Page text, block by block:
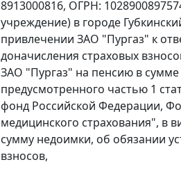
8913000816, ОГРН:
учреждение) в городе
привлечении ЗАО "Пургаз" к
доначисления страховых
ЗАО "Пургаз" на пенсию в сумме
предусмотренного частью 1
фонд Российской Федерации,
медицинского страхования", в
сумму недоимки, об обязании
взносов,